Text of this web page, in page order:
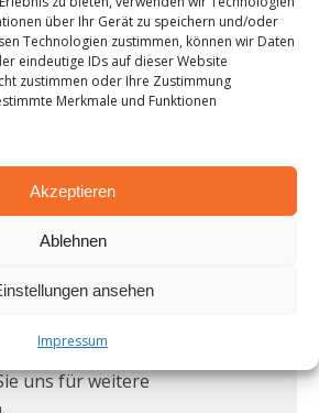
über Ihr Gerät zu speichern und/oder
Technologien zustimmen, können wir Daten
eindeutige IDs auf dieser Website
zustimmen oder Ihre Zustimmung
Merkmale und Funktionen
Akzeptieren
Ablehnen
ansehen
Impressum
anfordern
Wir helfen Ihnen gerne!
für Ihre Produkte.
uns für weitere